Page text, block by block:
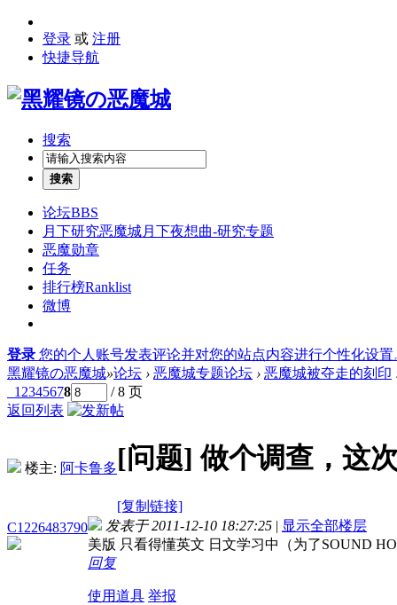
登录 或 注册
快捷导航
搜索
搜索
论坛BBS
月下研究恶魔城月下夜想曲-研究专题
恶魔勋章
任务
排行榜Ranklist
微博
登录 您的个人账号发表评论并对您的站点内容进行个性化设置
黑耀镜の恶魔城»论坛 › 恶魔城专题论坛 › 恶魔城被夺走的刻印
1 2345678
/ 8 页
返回列表
楼主: 阿卡鲁多[问题]做个调查，这
[复制链接]
C1226483790
发表于 2011-12-10 18:27:25 | 显示全部楼层
美版 只看得懂英文 日文学习中（为了SOUND
回复
使用道具 举报